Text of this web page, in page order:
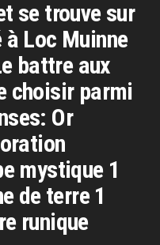
se trouve sur
Loc Muinne
battre aux
choisir parmi
Or
mystique 1
de terre 1
runique